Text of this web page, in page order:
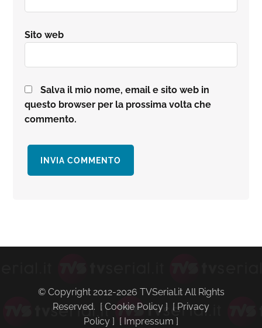
Sito web
Salva il mio nome, email e sito web in
questo browser per la prossima volta che
commento.
primaria
© Copyright 2012-2026 TVSerial.it All Rights
Reserved. [ Cookie Policy ] [ Privacy
Policy ] [ Impressum ]